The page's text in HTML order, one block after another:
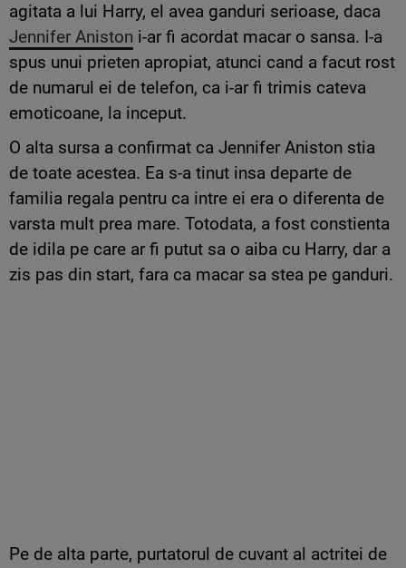
agitata a lui Harry, el avea ganduri serioase, daca
Jennifer Aniston i-ar fi acordat macar o sansa. I-a
spus unui prieten apropiat, atunci cand a facut rost
de numarul ei de telefon, ca i-ar fi trimis cateva
emoticoane, la inceput.
O alta sursa a confirmat ca Jennifer Aniston stia
de toate acestea. Ea s-a tinut insa departe de
familia regala pentru ca intre ei era o diferenta de
varsta mult prea mare. Totodata, a fost constienta
de idila pe care ar fi putut sa o aiba cu Harry, dar a
zis pas din start, fara ca macar sa stea pe ganduri.
Pe de alta parte, purtatorul de cuvant al actritei de